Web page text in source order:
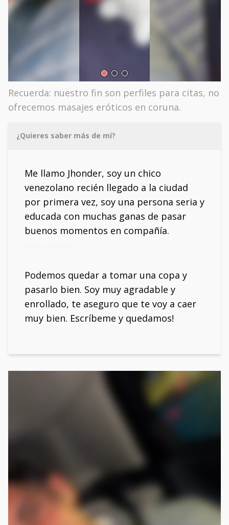
Recuerda: nuestro fin son perfiles para citas, no
ofrecemos masajes eróticos en coruna.
¿Quieres saber más de mí?
Me llamo Jhonder, soy un chico
venezolano recién llegado a la ciudad
por primera vez, soy una persona seria y
educada con muchas ganas de pasar
buenos momentos en compañía.
Podemos quedar a tomar una copa y
pasarlo bien. Soy muy agradable y
enrollado, te aseguro que te voy a caer
muy bien. Escríbeme y quedamos!